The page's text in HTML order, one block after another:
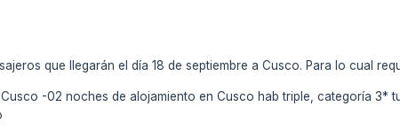
que llegarán el día 18 de septiembre a Cusco. Para lo cual
-02 noches de alojamiento en Cusco hab triple, categoría 3*